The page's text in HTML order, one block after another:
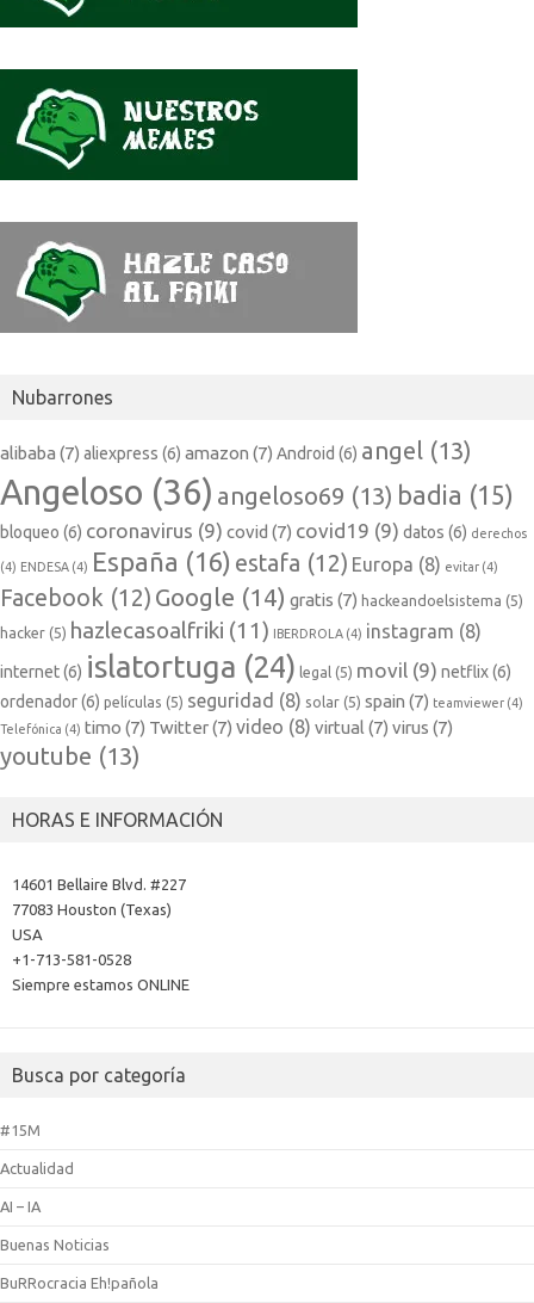
Nubarrones
alibaba (7) aliexpress (6) amazon (7) Android (6) angel (13)
Angeloso (36) angeloso69 (13) badia (15)
bloqueo (6) coronavirus (9) covid (7) covid19 (9) datos (6) derechos
(4) ENDESA (4) España (16) estafa (12) Europa (8) evitar (4)
Facebook (12) Google (14) gratis (7) hackeandoelsistema (5)
hacker (5) hazlecasoalfriki (11) IBERDROLA (4) instagram (8)
internet(6) islatortuga (24) legal (5) movil (9) netflix(6)
ordenador(6) películas (5) seguridad (8) solar (5) spain (7) teamviewer (4)
Telefónica (4) timo (7) Twitter(7) video (8) virtual (7) virus (7)
youtube (13)
HORAS E INFORMACIÓN
14601 Bellaire Blvd. #227
77083 Houston (Texas)
USA
+1-713-581-0528
Siempre estamos ONLINE
Busca por categoría
#15M
Actualidad
AI – IA
Buenas Noticias
BuRRocracia Eh!pañola